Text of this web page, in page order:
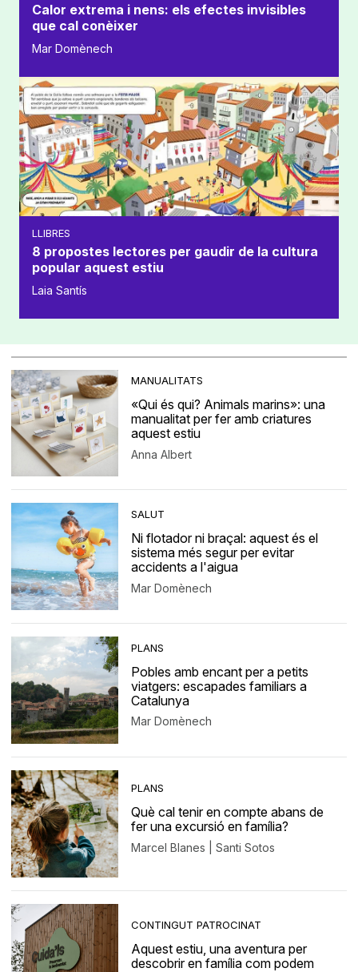
Calor extrema i nens: els efectes invisibles
que cal conèixer
Mar Domènech
LLIBRES
8 propostes lectores per gaudir de la cultura
popular aquest estiu
Laia Santís
MANUALITATS
«Qui és qui? Animals marins»: una
manualitat per fer amb criatures
aquest estiu
Anna Albert
SALUT
Ni flotador ni braçal: aquest és el
sistema més segur per evitar
accidents a l'aigua
Mar Domènech
PLANS
Pobles amb encant per a petits
viatgers: escapades familiars a
Catalunya
Mar Domènech
PLANS
Què cal tenir en compte abans de
fer una excursió en família?
Marcel Blanes | Santi Sotos
CONTINGUT PATROCINAT
Aquest estiu, una aventura per
descobrir en família com podem